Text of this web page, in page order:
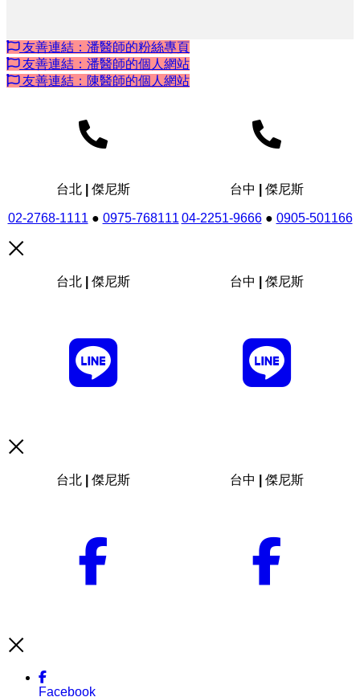
友善連結：潘醫師的粉絲專頁
友善連結：潘醫師的個人網站
友善連結：陳醫師的個人網站
台北 | 傑尼斯
02-2768-1111 ● 0975-768111
台中 | 傑尼斯
04-2251-9666● 0905-501166
台北 | 傑尼斯 台中 | 傑尼斯
台北 | 傑尼斯 台中 | 傑尼斯
Facebook